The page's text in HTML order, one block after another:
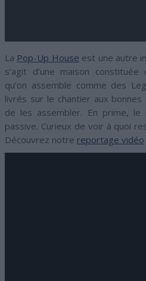
La Pop-Up House est une autre
s’agit d’une maison
qu’on assemble comme des
livrés sur le chantier aux
de les assembler. En prime, le
passive. Curieux de voir à quoi
Découvrez notre reportage vidéo